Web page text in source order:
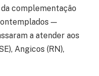
complementação
—
a atender aos
Angicos (RN),